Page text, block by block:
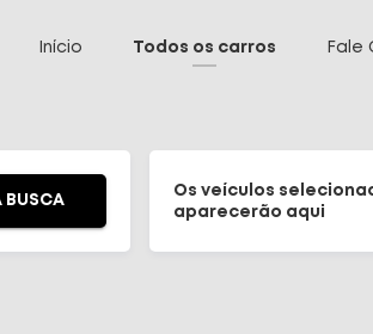
Início Todos os carros Fale
BUSCA
Os veículos
aparecerão aqui